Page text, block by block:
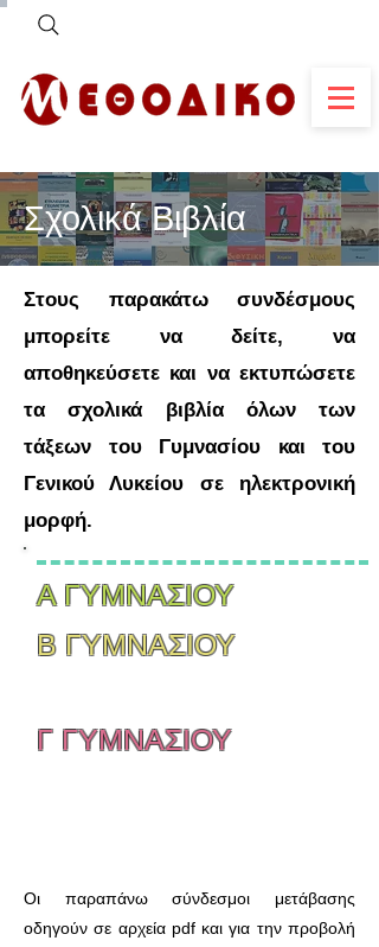
Σχολικά Βιβλία
Στους παρακάτω συνδέσμους
μπορείτε να δείτε, να
αποθηκεύσετε και να εκτυπώσετε
τα σχολικά βιβλία όλων των
τάξεων του Γυμνασίου και του
Γενικού Λυκείου σε ηλεκτρονική
μορφή.
Α ΓΥΜΝΑΣΙΟΥ
Β ΓΥΜΝΑΣΙΟΥ
Γ ΓΥΜΝΑΣΙΟΥ
Οι παραπάνω σύνδεσμοι μετάβασης
οδηγούν σε αρχεία pdf και για την προβολή